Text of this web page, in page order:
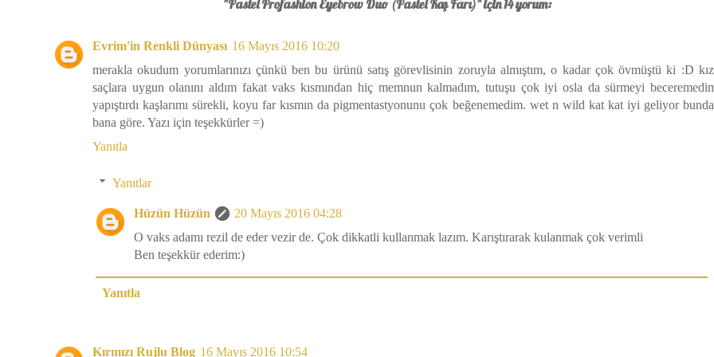
"Pastel Profashion Eyebrow Duo (Pastel Kaş Farı)" için 14 yorum:
Evrim'in Renkli Dünyası 16 Mayıs 2016 10:20
merakla okudum yorumlarınızı çünkü ben bu ürünü satış görevlisinin zoruyla almıştım, o kadar çok övmüştü ki :D
saçlara uygun olanını aldım fakat vaks kısmından hiç memnun kalmadım, tutuşu çok iyi osla da sürmeyi
yapıştırdı kaşlarımı sürekli, koyu far kısmın da pigmentastyonunu çok beğenemedim. wet n wild kat kat iyi geliyor
bana göre. Yazı için teşekkürler =)
Yanıtla
Yanıtlar
Hüzün Hüzün
20 Mayıs 2016 04:28
O vaks adamı rezil de eder vezir de. Çok dikkatli kullanmak lazım. Karıştırarak kulanmak çok verimli
Ben teşekkür ederim:)
Yanıtla
Kırmızı Rujlu Blog 16 Mayıs 2016 10:54